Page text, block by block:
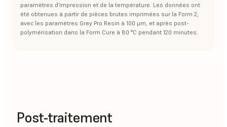
paramètres d’impression et de la température. Les données ont
été obtenues à partir de pièces brutes imprimées sur la Form 2,
avec les paramètres Grey Pro Resin à 100 μm, et après post-
polymérisation dans la Form Cure à 80 °C pendant 120 minutes.
Post-traitement